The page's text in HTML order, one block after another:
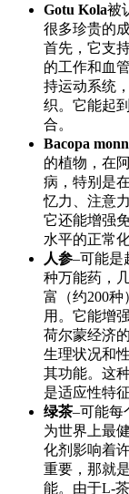
Gotu Kola被
很多珍贵的
首先，它支
的工作和血
持运动系统
织。它能起
合。
Bacopa
的植物，在
病，特别是
忆力、注意
它还能增强
水平的正常化
人参–可能是
种万能药，
富（约200
用。它能增
荷尔蒙经济
生理状况和
其功能。这
是适应性特
绿茶–可能每
为世界上最
化剂影响着
重要，那就
能。由于L-